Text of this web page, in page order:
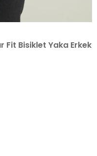
Fit Bisiklet Yaka Erkek